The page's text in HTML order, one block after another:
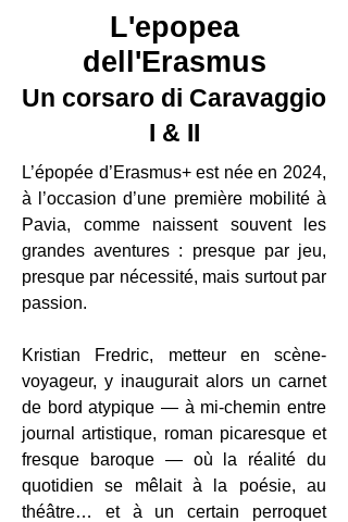
L'epopea
dell'Erasmus
Un corsaro di Caravaggio
I & II
L’épopée d’Erasmus+ est née en 2024,
à l’occasion d’une première mobilité à
Pavia, comme naissent souvent les
grandes aventures : presque par jeu,
presque par nécessité, mais surtout par
passion.
Kristian Fredric, metteur en scène-
voyageur, y inaugurait alors un carnet
de bord atypique — à mi-chemin entre
journal artistique, roman picaresque et
fresque baroque — où la réalité du
quotidien se mêlait à la poésie, au
théâtre… et à un certain perroquet